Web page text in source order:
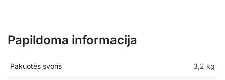
Papildoma informacija
Pakuotės svoris 3,2 kg